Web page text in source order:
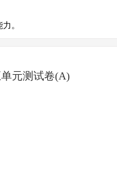
。
元测试卷(A)